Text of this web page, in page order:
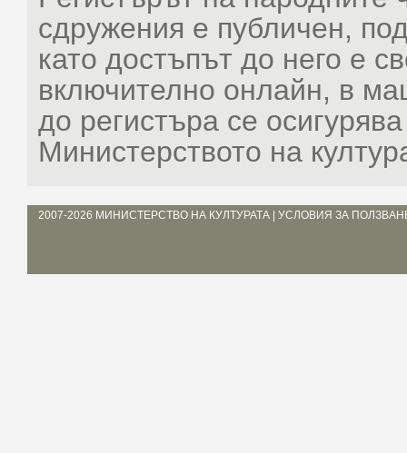
сдружения е публичен,
като достъпът до него е
включително онлайн, в
до регистъра се
Министерството на
2007-2026 МИНИСТЕРСТВО НА КУЛТУРАТА | УСЛОВИЯ ЗА